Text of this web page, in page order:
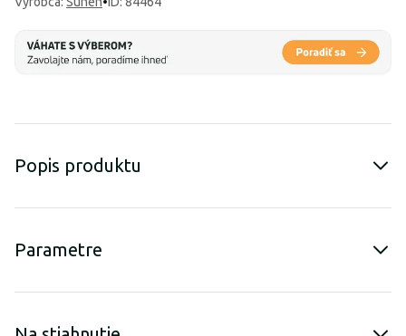
Popis produktu
Parametre